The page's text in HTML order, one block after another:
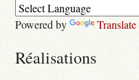
Powered by Translate
Réalisations